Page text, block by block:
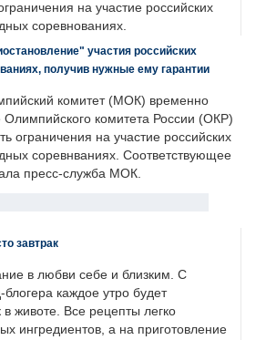
на участие российских
соревнованиях.
участия российских
получив нужные ему гарантии
комитет (МОК) временно
Олимпийского комитета России (ОКР)
ограничения на участие российских
соревнваниях. Соответствующее
пресс-служба МОК.
завтрак
в любви себе и близким. С
каждое утро будет
в животе. Все рецепты легко
ингредиентов, а на приготовление